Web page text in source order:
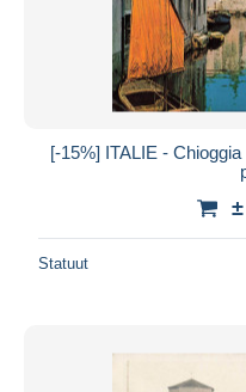
[-15%] ITALIE -
Statuut